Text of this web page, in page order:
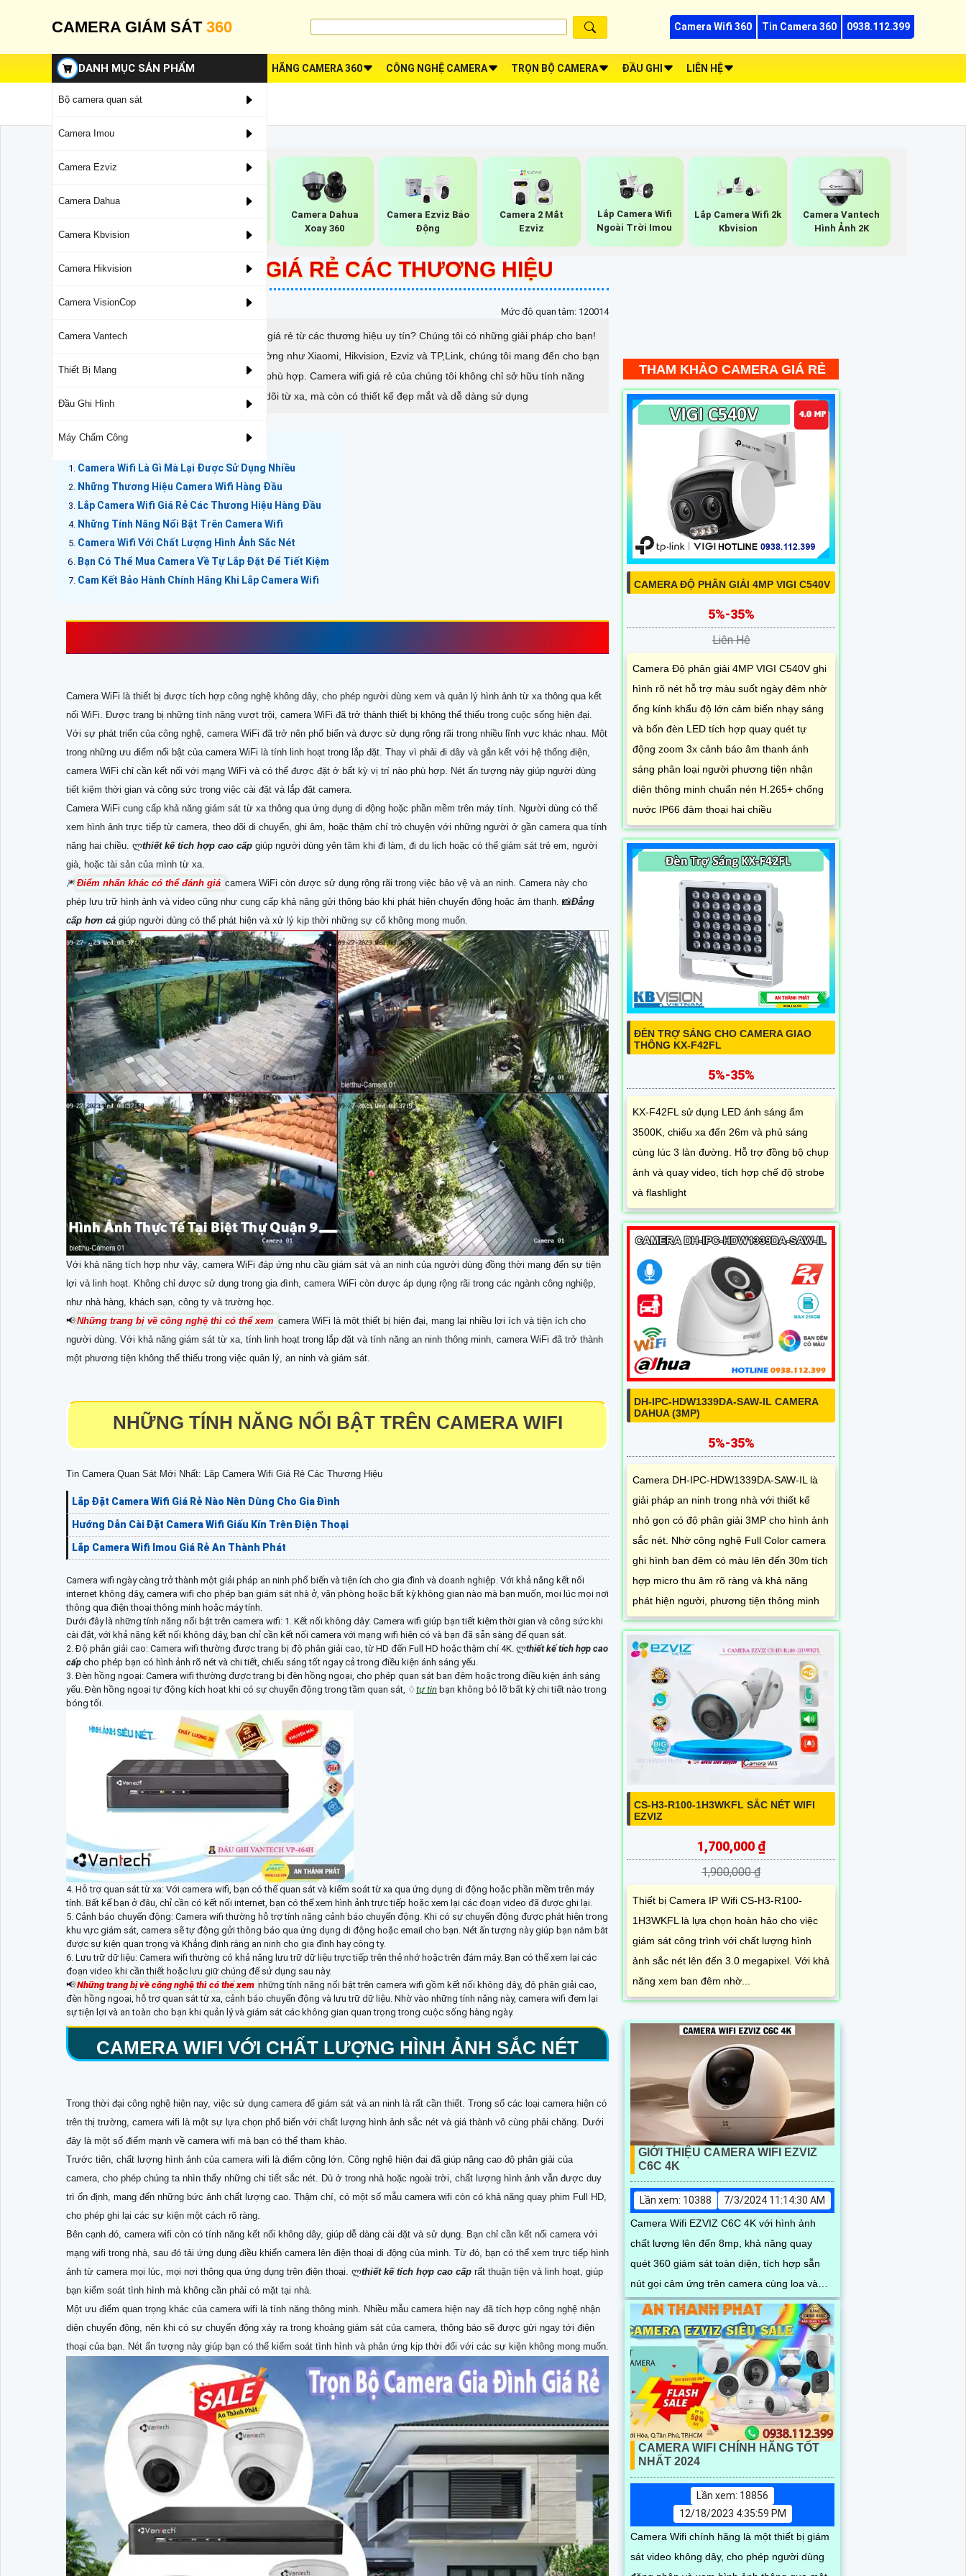
CAMERA GIÁM SÁT 360 Camera Wifi 360 Tin Camera 360 0938.112.399
DANH MỤC SẢN PHẨM
Bộ camera quan sát
Camera Imou
Camera Ezviz
Camera Dahua
Camera Kbvision
Camera Hikvision
Camera VisionCop
Camera Vantech
Thiết Bị Mạng
Đầu Ghi Hình
Máy Chấm Công
HÃNG CAMERA 360 CÔNG NGHỆ CAMERA TRỌN BỘ CAMERA ĐẦU GHI LIÊN HỆ
Camera Dahua
Xoay 360
Camera Ezviz Báo
Động
Camera 2 Mắt
Ezviz
Lắp Camera Wifi
Ngoài Trời Imou
Lắp Camera Wifi 2k
Kbvision
Camera Vantech
Hình Ảnh 2K
LĂP CAMERA WIFI GIÁ RẺ CÁC THƯƠNG HIỆU
Mức độ quan tâm: 120014
Bạn đang tìm kiếm một chiếc camera wifi giá rẻ từ các thương hiệu uy tín? Chúng tôi có những giải pháp cho bạn!
Với các thương hiệu hàng đầu trên thị trường như Xiaomi, Hikvision, Ezviz và TP,Link, chúng tôi mang đến cho bạn
những sản phẩm chất lượng với mức giá phù hợp. Camera wifi giá rẻ của chúng tôi không chỉ sở hữu tính năng
tiên tiến như chụp hình HD, ghi âm, theo dõi từ xa, mà còn có thiết kế đẹp mắt và dễ dàng sử dụng
Camera Wifi Là Gì Mà Lại Được Sử Dụng Nhiều
Những Thương Hiệu Camera Wifi Hàng Đầu
Lắp Camera Wifi Giá Rẻ Các Thương Hiệu Hàng Đầu
Những Tính Năng Nổi Bật Trên Camera Wifi
Camera Wifi Với Chất Lượng Hình Ảnh Sắc Nét
Bạn Có Thể Mua Camera Về Tự Lắp Đặt Để Tiết Kiệm
Cam Kết Bảo Hành Chính Hãng Khi Lắp Camera Wifi
Camera WiFi là thiết bị được tích hợp công nghệ không dây, cho phép người dùng xem và quản lý hình ảnh từ xa thông qua kết
nối WiFi. Được trang bị những tính năng vượt trội, camera WiFi đã trở thành thiết bị không thể thiếu trong cuộc sống hiện đại.
Với sự phát triển của công nghệ, camera WiFi đã trở nên phổ biến và được sử dụng rộng rãi trong nhiều lĩnh vực khác nhau. Một
trong những ưu điểm nổi bật của camera WiFi là tính linh hoạt trong lắp đặt. Thay vì phải đi dây và gắn kết với hệ thống điện,
camera WiFi chỉ cần kết nối với mạng WiFi và có thể được đặt ở bất kỳ vị trí nào phù hợp. Nét ấn tượng này giúp người dùng
tiết kiệm thời gian và công sức trong việc cài đặt và lắp đặt camera.
Camera WiFi cung cấp khả năng giám sát từ xa thông qua ứng dụng di động hoặc phần mềm trên máy tính. Người dùng có thể
xem hình ảnh trực tiếp từ camera, theo dõi di chuyển, ghi âm, hoặc thậm chí trò chuyện với những người ở gần camera qua tính
năng hai chiều. ლthiết kế tích hợp cao cấp giúp người dùng yên tâm khi đi làm, đi du lịch hoặc có thể giám sát trẻ em, người
già, hoặc tài sản của mình từ xa.
🎆 Điểm nhấn khác có thể đánh giá camera WiFi còn được sử dụng rộng rãi trong việc bảo vệ và an ninh. Camera này cho
phép lưu trữ hình ảnh và video cũng như cung cấp khả năng gửi thông báo khi phát hiện chuyển động hoặc âm thanh. 📸Đẳng
cấp hơn cả giúp người dùng có thể phát hiện và xử lý kịp thời những sự cố không mong muốn.
Với khả năng tích hợp như vậy, camera WiFi đáp ứng nhu cầu giám sát và an ninh của người dùng đồng thời mang đến sự tiện
lợi và linh hoạt. Không chỉ được sử dụng trong gia đình, camera WiFi còn được áp dụng rộng rãi trong các ngành công nghiệp,
như nhà hàng, khách sạn, công ty và trường học.
📢Những trang bị về công nghệ thì có thể xem camera WiFi là một thiết bị hiện đại, mang lại nhiều lợi ích và tiện ích cho
người dùng. Với khả năng giám sát từ xa, tính linh hoạt trong lắp đặt và tính năng an ninh thông minh, camera WiFi đã trở thành
một phương tiện không thể thiếu trong việc quản lý, an ninh và giám sát.
NHỮNG TÍNH NĂNG NỔI BẬT TRÊN CAMERA WIFI
Tin Camera Quan Sát Mới Nhất: Lăp Camera Wifi Giá Rẻ Các Thương Hiệu
Lắp Đặt Camera Wifi Giá Rẻ Nào Nên Dùng Cho Gia Đình
Hướng Dẫn Cài Đặt Camera Wifi Giấu Kín Trên Điện Thoại
Lắp Camera Wifi Imou Giá Rẻ An Thành Phát
Camera wifi ngày càng trở thành một giải pháp an ninh phổ biến và tiện ích cho gia đình và doanh nghiệp. Với khả năng kết nối
internet không dây, camera wifi cho phép bạn giám sát nhà ở, văn phòng hoặc bất kỳ không gian nào mà bạn muốn, mọi lúc mọi nơi
thông qua điện thoại thông minh hoặc máy tính.
Dưới đây là những tính năng nổi bật trên camera wifi: 1. Kết nối không dây: Camera wifi giúp bạn tiết kiệm thời gian và công sức khi
cài đặt, với khả năng kết nối không dây, bạn chỉ cần kết nối camera với mạng wifi hiện có và bạn đã sẵn sàng để quan sát.
2. Độ phân giải cao: Camera wifi thường được trang bị độ phân giải cao, từ HD đến Full HD hoặc thậm chí 4K. ლthiết kế tích hợp cao
cấp cho phép bạn có hình ảnh rõ nét và chi tiết, chiếu sáng tốt ngay cả trong điều kiện ánh sáng yếu.
3. Đèn hồng ngoại: Camera wifi thường được trang bị đèn hồng ngoại, cho phép quan sát ban đêm hoặc trong điều kiện ánh sáng
yếu. Đèn hồng ngoại tự động kích hoạt khi có sự chuyển động trong tầm quan sát, ♢tự tin bạn không bỏ lỡ bất kỳ chi tiết nào trong
bóng tối.
4. Hỗ trợ quan sát từ xa: Với camera wifi, bạn có thể quan sát và kiểm soát từ xa qua ứng dụng di động hoặc phần mềm trên máy
tính. Bất kể bạn ở đâu, chỉ cần có kết nối internet, bạn có thể xem hình ảnh trực tiếp hoặc xem lại các đoạn video đã được ghi lại.
5. Cảnh báo chuyển động: Camera wifi thường hỗ trợ tính năng cảnh báo chuyển động. Khi có sự chuyển động được phát hiện trong
khu vực giám sát, camera sẽ tự động gửi thông báo qua ứng dụng di động hoặc email cho bạn. Nét ấn tượng này giúp bạn nắm bắt
được sự kiện quan trọng và Khẳng định rằng an ninh cho gia đình hay công ty.
6. Lưu trữ dữ liệu: Camera wifi thường có khả năng lưu trữ dữ liệu trực tiếp trên thẻ nhớ hoặc trên đám mây. Bạn có thể xem lại các
đoạn video khi cần thiết hoặc lưu giữ chúng để sử dụng sau này.
📢Những trang bị về công nghệ thì có thể xem những tính năng nổi bật trên camera wifi gồm kết nối không dây, độ phân giải cao,
đèn hồng ngoại, hỗ trợ quan sát từ xa, cảnh báo chuyển động và lưu trữ dữ liệu. Nhờ vào những tính năng này, camera wifi đem lại
sự tiện lợi và an toàn cho bạn khi quản lý và giám sát các không gian quan trọng trong cuộc sống hàng ngày.
CAMERA WIFI VỚI CHẤT LƯỢNG HÌNH ẢNH SẮC NÉT
Trong thời đại công nghệ hiện nay, việc sử dụng camera để giám sát và an ninh là rất cần thiết. Trong số các loại camera hiện có
trên thị trường, camera wifi là một sự lựa chọn phổ biến với chất lượng hình ảnh sắc nét và giá thành vô cùng phải chăng. Dưới
đây là một số điểm mạnh về camera wifi mà bạn có thể tham khảo.
Trước tiên, chất lượng hình ảnh của camera wifi là điểm cộng lớn. Công nghệ hiện đại đã giúp nâng cao độ phân giải của
camera, cho phép chúng ta nhìn thấy những chi tiết sắc nét. Dù ở trong nhà hoặc ngoài trời, chất lượng hình ảnh vẫn được duy
trì ổn định, mang đến những bức ảnh chất lượng cao. Thậm chí, có một số mẫu camera wifi còn có khả năng quay phim Full HD,
cho phép ghi lại các sự kiện một cách rõ ràng.
Bên cạnh đó, camera wifi còn có tính năng kết nối không dây, giúp dễ dàng cài đặt và sử dụng. Bạn chỉ cần kết nối camera với
mạng wifi trong nhà, sau đó tải ứng dụng điều khiển camera lên điện thoại di động của mình. Từ đó, bạn có thể xem trực tiếp hình
ảnh từ camera mọi lúc, mọi nơi thông qua ứng dụng trên điện thoại. ლthiết kế tích hợp cao cấp rất thuận tiện và linh hoạt, giúp
bạn kiểm soát tình hình mà không cần phải có mặt tại nhà.
Một ưu điểm quan trọng khác của camera wifi là tính năng thông minh. Nhiều mẫu camera hiện nay đã tích hợp công nghệ nhận
diện chuyển động, nên khi có sự chuyển động xảy ra trong khoảng giám sát của camera, thông báo sẽ được gửi ngay tới điện
thoại của bạn. Nét ấn tượng này giúp bạn có thể kiểm soát tình hình và phản ứng kịp thời đối với các sự kiện không mong muốn.
CAMERA ĐỘ PHÂN GIẢI 4MP VIGI C540V
5%-35%
Liên Hệ
Camera Độ phân giải 4MP VIGI C540V ghi
hình rõ nét hỗ trợ màu suốt ngày đêm nhờ
ống kính khẩu độ lớn cảm biến nhạy sáng
và bốn đèn LED tích hợp quay quét tự
động zoom 3x cảnh báo âm thanh ánh
sáng phân loại người phương tiện nhận
diện thông minh chuẩn nén H.265+ chống
nước IP66 đàm thoại hai chiều
ĐÈN TRỢ SÁNG CHO CAMERA GIAO
THÔNG KX-F42FL
5%-35%
KX-F42FL sử dụng LED ánh sáng ấm
3500K, chiếu xa đến 26m và phủ sáng
cùng lúc 3 làn đường. Hỗ trợ đồng bộ chụp
ảnh và quay video, tích hợp chế độ strobe
và flashlight
DH-IPC-HDW1339DA-SAW-IL CAMERA
DAHUA (3MP)
5%-35%
Camera DH-IPC-HDW1339DA-SAW-IL là
giải pháp an ninh trong nhà với thiết kế
nhỏ gọn có độ phân giải 3MP cho hình ảnh
sắc nét. Nhờ công nghệ Full Color camera
ghi hình ban đêm có màu lên đến 30m tích
hợp micro thu âm rõ ràng và khả năng
phát hiện người, phương tiện thông minh
CS-H3-R100-1H3WKFL SẮC NÉT WIFI
EZVIZ
1,700,000 ₫
1,900,000 ₫
Thiết bị Camera IP Wifi CS-H3-R100-
1H3WKFL là lựa chọn hoàn hảo cho việc
giám sát công trình với chất lượng hình
ảnh sắc nét lên đến 3.0 megapixel. Với khả
năng xem ban đêm nhờ...
GIỚI THIỆU CAMERA WIFI EZVIZ
Lần xem: 10388
7/3/2024 11:14:30 AM
Camera Wifi EZVIZ C6C 4K với hình ảnh
chất lượng lên đến 8mp, khả năng quay
quét 360 giám sát toàn diện, tích hợp sẵn
nút gọi cảm ứng trên camera cùng loa và
mic giúp bạn dễ dàng...
CAMERA WIFI CHÍNH HÃNG TỐT
NHẤT 2024
Lần xem: 18856
12/18/2023 4:35:59 PM
Camera Wifi chính hãng là một thiết bị giám
sát video không dây, cho phép người dùng
đăng nhập và xem hình ảnh thông qua một
kết nối internet từ xa. Với tần suất phát triển